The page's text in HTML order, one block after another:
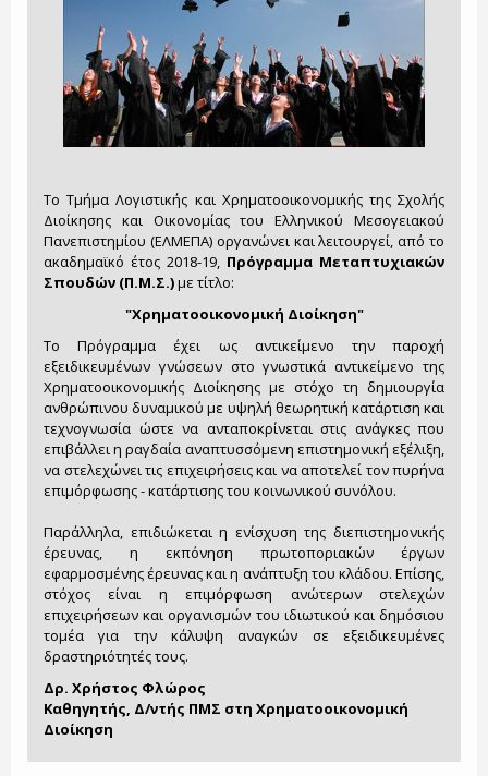
Τo Τμήμα Λογιστικής και Χρηματοοικονομικής της Σχολής
Διοίκησης και Οικονομίας του Ελληνικού Μεσογειακού
Πανεπιστημίου (ΕΛΜΕΠΑ) οργανώνει και λειτουργεί, από το
ακαδημαϊκό έτος 2018-19, Πρόγραμμα Μεταπτυχιακών
Σπουδών (Π.Μ.Σ.)με τίτλο:
"Χρηματοοικονομική Διοίκηση"
Το Πρόγραμμα έχει ως αντικείμενο την παροχή
εξειδικευμένων γνώσεων στο γνωστικά αντικείμενο της
Χρηματοοικονομικής Διοίκησης με στόχο τη δημιουργία
ανθρώπινου δυναμικού με υψηλή θεωρητική κατάρτιση και
τεχνογνωσία ώστε να ανταποκρίνεται στις ανάγκες που
επιβάλλει η ραγδαία αναπτυσσόμενη επιστημονική εξέλιξη,
να στελεχώνει τις επιχειρήσεις και να αποτελεί τον πυρήνα
επιμόρφωσης - κατάρτισης του κοινωνικού συνόλου.
Παράλληλα, επιδιώκεται η ενίσχυση της διεπιστημονικής
έρευνας, η εκπόνηση πρωτοποριακών έργων
εφαρμοσμένης έρευνας και η ανάπτυξη του κλάδου. Επίσης,
στόχος είναι η επιμόρφωση ανώτερων στελεχών
επιχειρήσεων και οργανισμών του ιδιωτικού και δημόσιου
τομέα για την κάλυψη αναγκών σε εξειδικευμένες
δραστηριότητές τους.
Δρ. Χρήστος Φλώρος
Καθηγητής, Δ/ντής ΠΜΣ στη Χρηματοοικονομική
Διοίκηση